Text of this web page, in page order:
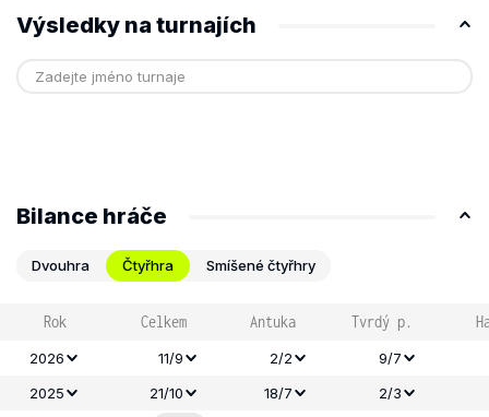
Výsledky na turnajích
Bilance hráče
Dvouhra Čtyřhra Smíšené čtyřhry
Rok Celkem Antuka Tvrdý p.
2026 11/9 2/2
9/7
2025
21/10 18/7
2/3